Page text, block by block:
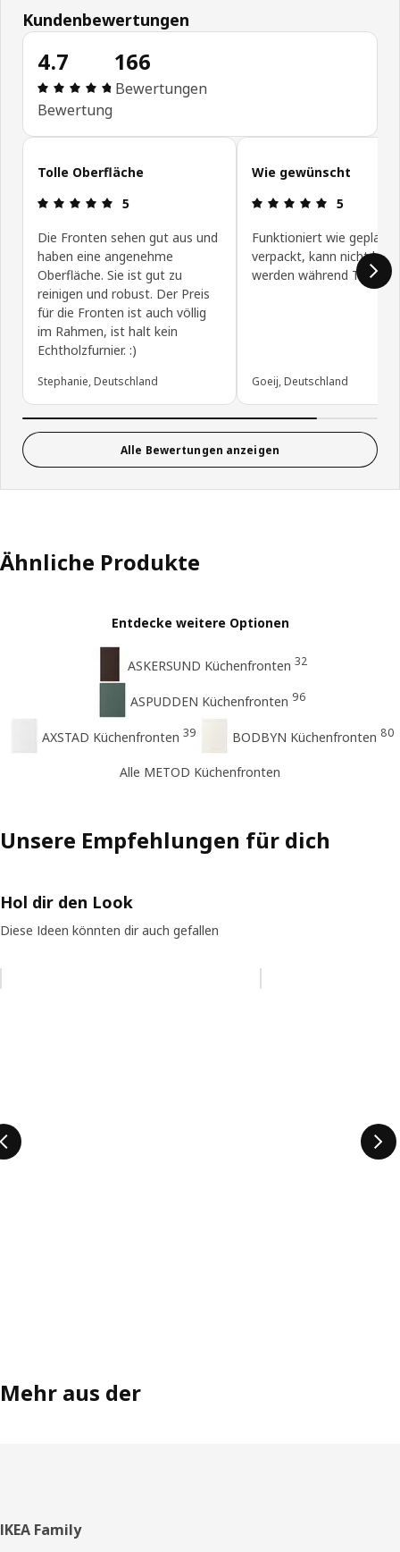
Kundenbewertungen
4.7
Bewertung: 4.7 von 5 Sterne Alle Bewertungen:
Bewertung
166
Bewertungen
Kundenbewertungen überspringen
Tolle Oberfläche
Bewertung: 5 von 5 Sterne
5
Die Fronten sehen gut aus und
haben eine angenehme
Oberfläche. Sie ist gut zu
reinigen und robust. Der Preis
für die Fronten ist auch völlig
im Rahmen, ist halt kein
Echtholzfurnier. :)
Stephanie, Deutschland
Wie gewünscht
5
Funktioniert wie
verpackt, kann nicht
werden während
Goeij, Deutschland
Alle Bewertungen anzeigen
Ähnliche Produkte
Entdecke weitere Optionen
ASKERSUND Küchenfronten 32
ASPUDDEN Küchenfronten 96
AXSTAD Küchenfronten 39 BODBYN Küchenfronten 80
Alle METOD Küchenfronten
Unsere Empfehlungen für dich
Hol dir den Look
Diese Ideen könnten dir auch gefallen
Mehr aus der
Fußzeile
IKEA Family